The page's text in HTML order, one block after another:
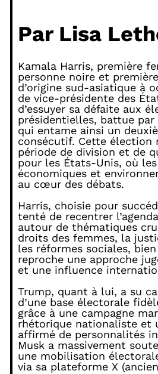
Par Lisa
Kamala Harris, première
personne noire et
d’origine sud-asiatique à
de vice-présidente des
d’essuyer sa défaite aux
présidentielles, battue par
qui entame ainsi un
consécutif. Cette élection
période de division et de
pour les États-Unis, où
économiques et
au cœur des débats.
Harris, choisie pour
tenté de recentrer
autour de thématiques
droits des femmes, la
les réformes sociales, bien
reproche une approche
et une influence
Trump, quant à lui, a su
d’une base électorale
grâce à une campagne
rhétorique nationaliste et
affirmé de personnalités
Musk a massivement
une mobilisation
via sa plateforme X